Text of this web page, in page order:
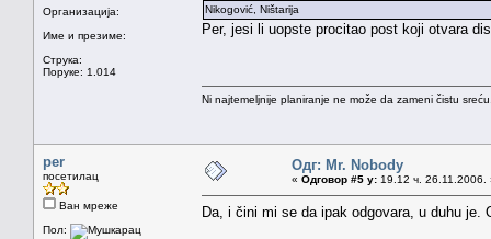
Организација:
Име и презиме:
Струка:
Поруке: 1.014
Nikogović, Ništarija
Per, jesi li uopste procitao post koji otvara
Ni najtemeljnije planiranje ne može da zameni čistu
per
посетилац
Ван мреже
Пол:
Одг: Mr. Nobody
« Одговор #5 у: 19.12 ч. 26.11.2006.
Da, i čini mi se da ipak odgovara, u duhu